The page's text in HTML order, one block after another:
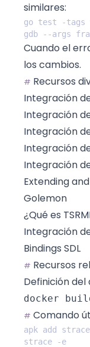
similares:
Cuando el
los cambios.
# Recursos
Integración
Integración
Integración
Integración
Integración
Extending
Golemon
¿Qué es
Integración
Bindings SDL
# Recursos
Definición del
docker
# Comando
strace -e